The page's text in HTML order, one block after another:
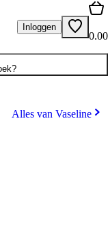
Inloggen
0.00
Alles van Vaseline